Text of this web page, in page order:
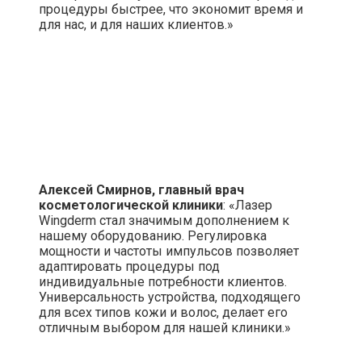
процедуры быстрее, что экономит время и
для нас, и для наших клиентов.»
Алексей Смирнов, главный врач
косметологической клиники: «Лазер
Wingderm стал значимым дополнением к
нашему оборудованию. Регулировка
мощности и частоты импульсов позволяет
адаптировать процедуры под
индивидуальные потребности клиентов.
Универсальность устройства, подходящего
для всех типов кожи и волос, делает его
отличным выбором для нашей клиники.»